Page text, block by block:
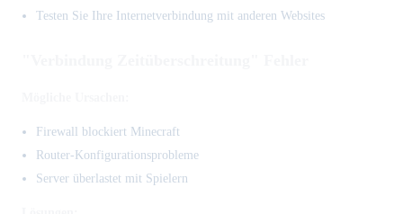
Testen Sie Ihre Internetverbindung mit anderen Websites
Firewall blockiert Minecraft
Router-Konfigurationsprobleme
Server überlastet mit Spielern